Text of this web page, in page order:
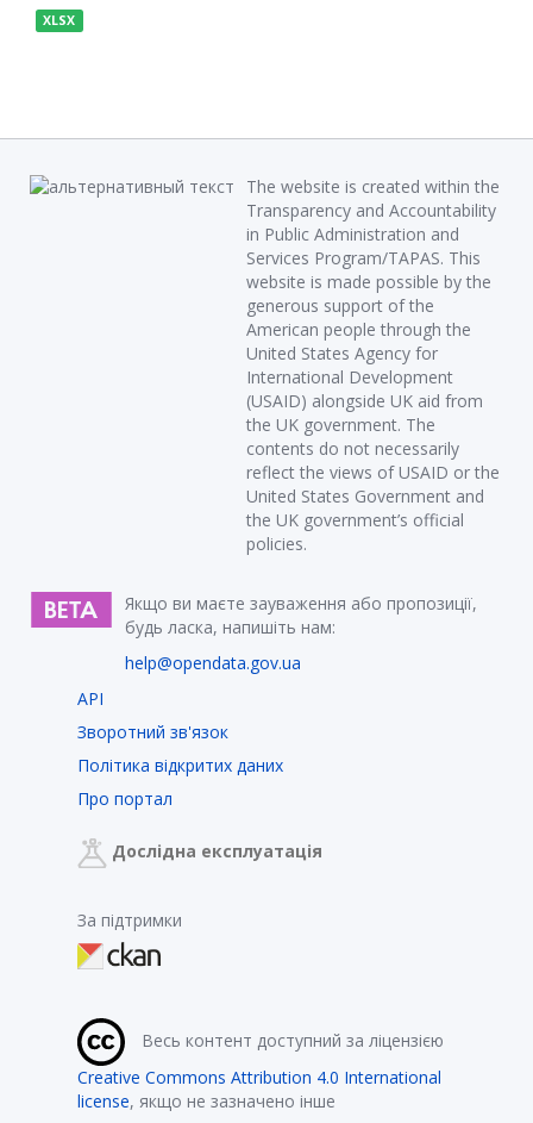
XLSX
The website is created within the
Transparency and Accountability
in Public Administration and
Services Program/TAPAS. This
website is made possible by the
generous support of the
American people through the
United States Agency for
International Development
(USAID) alongside UK aid from
the UK government. The
contents do not necessarily
reflect the views of USAID or the
United States Government and
the UK government’s official
policies.
Якщо ви маєте зауваження або пропозиції,
будь ласка, напишіть нам:
help@opendata.gov.ua
API
Зворотний зв'язок
Політика відкритих даних
Про портал
Дослідна експлуатація
За підтримки
Весь контент доступний за ліцензією
Creative Commons Attribution 4.0 International
license, якщо не зазначено інше